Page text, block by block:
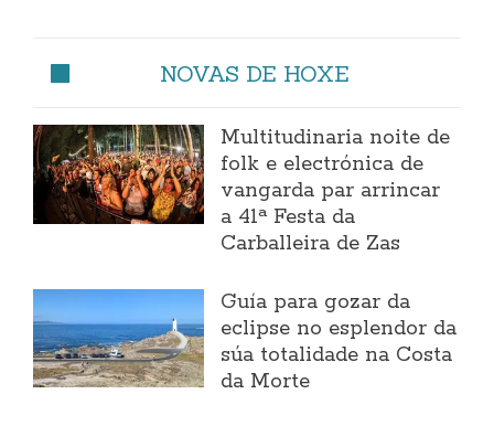
NOVAS DE HOXE
Multitudinaria noite de
folk e electrónica de
vangarda par arrincar
a 41ª Festa da
Carballeira de Zas
Guía para gozar da
eclipse no esplendor da
súa totalidade na Costa
da Morte